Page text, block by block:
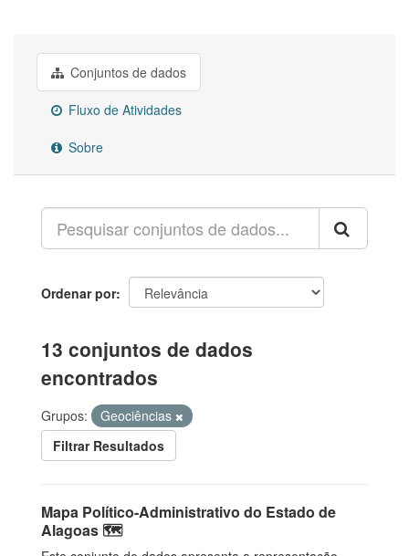
Conjuntos de dados
Fluxo de Atividades
Sobre
Ordenar por
13 conjuntos de dados
encontrados
Grupos:
Geociências
Filtrar Resultados
Mapa Político-Administrativo do Estado de
Alagoas 🗺️